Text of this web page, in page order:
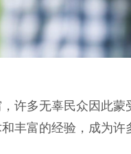
许多无辜民众因此
丰富的经验，成为许